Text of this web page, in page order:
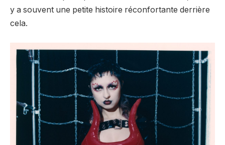
y a souvent une petite histoire réconfortante derrière
cela.